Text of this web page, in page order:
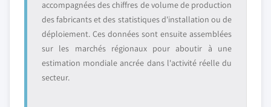
accompagnées des chiffres de volume de production
des fabricants et des statistiques d'installation ou de
déploiement. Ces données sont ensuite assemblées
sur les marchés régionaux pour aboutir à une
estimation mondiale ancrée dans l'activité réelle du
secteur.